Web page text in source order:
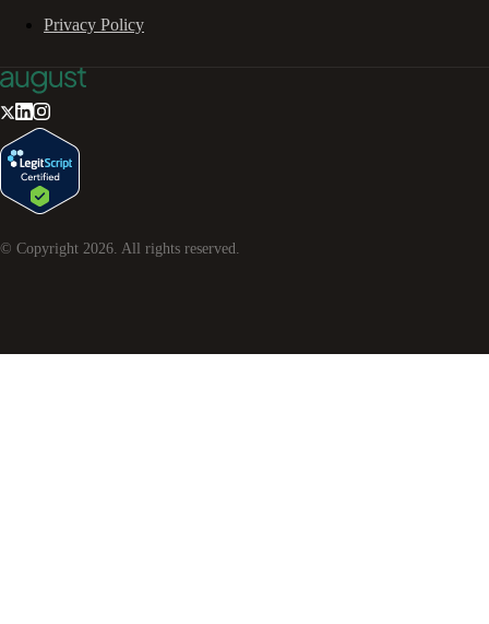
Privacy Policy
© Copyright 2026. All rights reserved.